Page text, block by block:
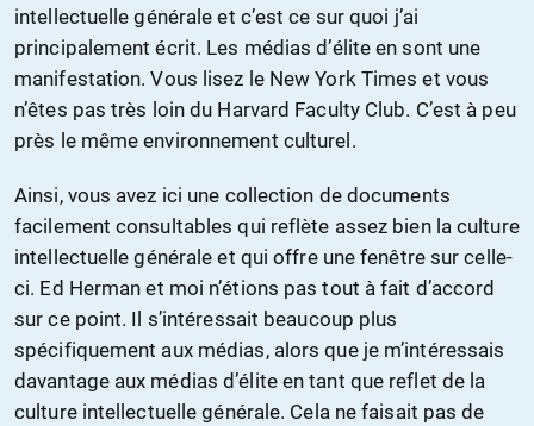
intellectuelle générale et c’est ce sur quoi j’ai
principalement écrit. Les médias d’élite en sont une
manifestation. Vous lisez le New York Times et vous
n’êtes pas très loin du Harvard Faculty Club. C’est à peu
près le même environnement culturel.
Ainsi, vous avez ici une collection de documents
facilement consultables qui reflète assez bien la culture
intellectuelle générale et qui offre une fenêtre sur celle-
ci. Ed Herman et moi n’étions pas tout à fait d’accord
sur ce point. Il s’intéressait beaucoup plus
spécifiquement aux médias, alors que je m’intéressais
davantage aux médias d’élite en tant que reflet de la
culture intellectuelle générale. Cela ne faisait pas de